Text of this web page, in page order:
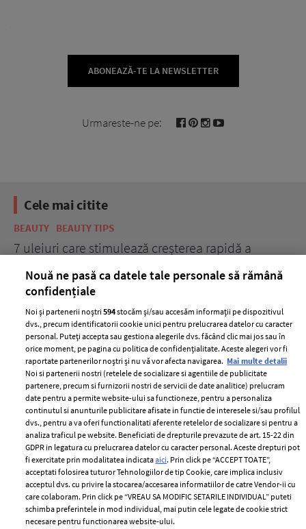
ABONEAZĂ-TE LA NEWSLETTER
Urmareste-ne pe:
Cele mai citite
BEAUTY BEAUTY TIPS
7 uleiuri care stimulează creșterea rapidă a
părului
ELLE Style Awards
2024
Despre ELLE
Romania
Contact
Abonamente
Termeni si conditii
Politica de
confidențialitate
Politica de cookies
Publicitate
Nouă ne pasă ca datele tale personale să rămână
confidențiale
Noi și partenerii noștri594stocăm și/sau accesăm informații pe dispozitivul
dvs., precum identificatorii cookie unici pentru prelucrarea datelor cu caracter
personal. Puteți accepta sau gestiona alegerile dvs. făcând clic mai jos sau în
orice moment, pe pagina cu politica de confidențialitate. Aceste alegeri vor fi
raportate partenerilor noștri și nu vă vor afecta navigarea. Mai multe detalii
Noi si partenerii nostri (retelele de socializare si agentiile de publicitate
partenere, precum si furnizorii nostri de servicii de date analitice) prelucram
date pentru a permite website-ului sa functioneze, pentru a personaliza
continutul si anunturile publicitare afisate in functie de interesele si/sau profilul
dvs., pentru a va oferi functionalitati aferente retelelor de socializare si pentru a
analiza traficul pe website. Beneficiati de drepturile prevazute de art. 15-22 din
GDPR in legatura cu prelucrarea datelor cu caracter personal. Aceste drepturi pot
fi exercitate prin modalitatea indicataaici. Prin click pe “ACCEPT TOATE”,
acceptati folosirea tuturor Tehnologiilor de tip Cookie, care implica inclusiv
acceptul dvs. cu privire la stocarea/accesarea informatiilor de catre Vendor-ii cu
care colaboram. Prin click pe “VREAU SA MODIFIC SETARILE INDIVIDUAL” puteti
schimba preferintele in mod individual, mai putin cele legate de cookie strict
necesare pentru functionarea website-ului.